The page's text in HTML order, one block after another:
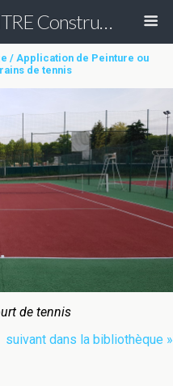
SARL B.T.P.I. CENTRE Construction et Rénovation de court de tennis en béton poreux Peinture entretien réparation nettoyage démoussage de terrain de tennis & Aménagement des allées de cimetière en béton poreux (béton drainant)
/ Application de Peinture ou
de tennis
de tennis
suivant dans la bibliothèque »